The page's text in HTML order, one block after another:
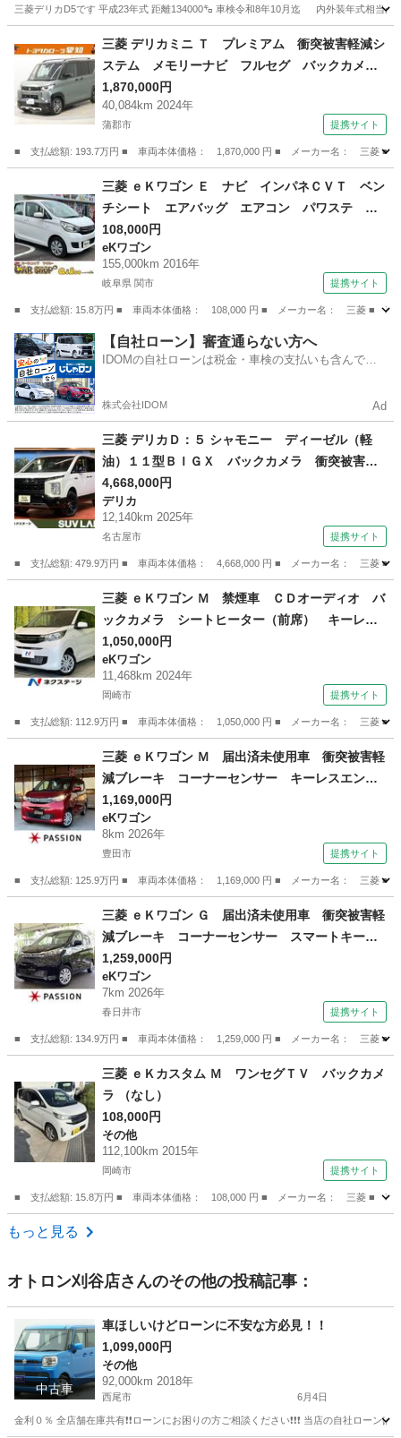
三菱デリカD5です 平成23年式 距離134000㌔ 車検令和8年10月迄 内外装年式相当か
デリカ
三菱 デリカミニ Ｔ プレミアム 衝突被害軽減シ
ステム メモリーナビ フルセグ バックカメ
ラ ＥＴＣ ＣＤ ミュージックプレイヤー接続
可 ＤＶＤ再生 オートクルーズコントロール
ＬＥＤヘッドランプ 両側電動スライド ベンチ
シート （検9.4）
1,870,000円
40,084km 2024年
蒲郡市 提携サイト
■ 支払総額: 193.7万円 ■ 車両本体価格： 1,870,000 円 ■ メーカー名： 三菱
三菱
三菱 ｅＫワゴン Ｅ ナビ インパネＣＶＴ ベン
チシート エアバッグ エアコン パワステ パ
ワーウィンドウ （車検整備付）
108,000円
eKワゴン
155,000km 2016年
岐阜県 関市 提携サイト
■ 支払総額: 15.8万円 ■ 車両本体価格： 108,000 円 ■ メーカー名： 三菱 ■
岐阜 関市 eKワゴン
【自社ローン】審査通らない方へ
IDOMの自社ローンは税金・車検の支払いも含んでい
株式会社IDOM Ad
三菱 デリカＤ：５ シャモニー ディーゼル（軽
油）１１型ＢＩＧＸ バックカメラ 衝突被害軽
減システム レーダークルーズ 禁煙車 電動リ
アゲート ハーフレザーシート シートヒータ
ー パワーシート ドラレコ コーナーセンサー
4,668,000円
デリカ
12,140km 2025年
名古屋市 提携サイト
■ 支払総額: 479.9万円 ■ 車両本体価格： 4,668,000 円 ■ メーカー名： 三菱 ■
デリカ
三菱 ｅＫワゴン Ｍ 禁煙車 ＣＤオーディオ バ
ックカメラ シートヒーター（前席） キーレ
ス 衝突被害軽減装置 アイドリングストップ
コーナーセンサー 車線逸脱警報 オートハイビ
ーム 踏み間違い防止アシスト （検9.12）
1,050,000円
eKワゴン
11,468km 2024年
岡崎市 提携サイト
■ 支払総額: 112.9万円 ■ 車両本体価格： 1,050,000 円 ■ メーカー名： 三菱
eKワゴン
三菱 ｅＫワゴン Ｍ 届出済未使用車 衝突被害軽
減ブレーキ コーナーセンサー キーレスエント
リー アイドリングストップ バックカメラ ベ
ンチシート 電動格納ドアミラー マニュアルエ
アコン シートヒーター パワーウインドウ （検
1,169,000円
eKワゴン
8km 2026年
豊田市 提携サイト
■ 支払総額: 125.9万円 ■ 車両本体価格： 1,169,000 円 ■ メーカー名： 三菱 ■
eKワゴン
三菱 ｅＫワゴン Ｇ 届出済未使用車 衝突被害軽
減ブレーキ コーナーセンサー スマートキー
アイドリングストップ バックカメラ 電動格納
ドアミラー ベンチシート シートヒーター オ
ートエアコン パワーウインドウ （検11.6）
1,259,000円
eKワゴン
7km 2026年
春日井市 提携サイト
■ 支払総額: 134.9万円 ■ 車両本体価格： 1,259,000 円 ■ メーカー名： 三菱
eKワゴン
三菱 ｅＫカスタム Ｍ ワンセグＴＶ バックカメ
ラ （なし）
108,000円
その他
112,100km 2015年
岡崎市 提携サイト
■ 支払総額: 15.8万円 ■ 車両本体価格： 108,000 円 ■ メーカー名： 三菱 ■
愛知 岡崎市
もっと見る
オトロン刈谷店さんのその他の投稿記事：
中古車
車ほしいけどローンに不安な方必見！！
1,099,000円
その他
92,000km 2018年
西尾市 6月4日
金利０％ 全店舗在庫共有❗️❗️ローンにお困りの方ご相談ください❗️❗️❗️ 当店の自社ロ